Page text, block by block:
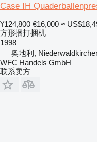
Case IH
¥124,800 €16,000 ≈
方形捆打捆机
1998
奥地利,
WFC Handels GmbH
联系卖方